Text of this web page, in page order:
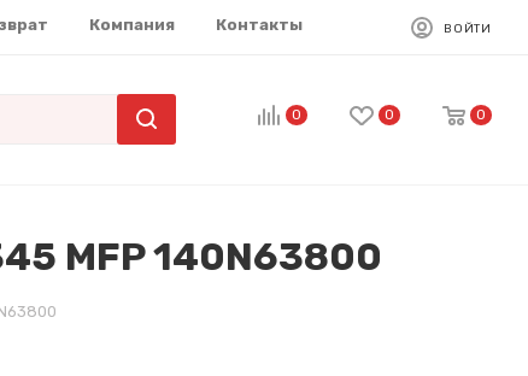
Компания Контакты ВОЙТИ
0 0 0
MFP 140N63800